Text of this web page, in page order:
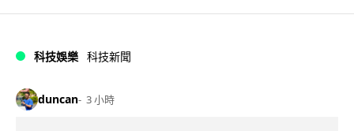
科技娛樂 科技新聞
duncan 3 小時